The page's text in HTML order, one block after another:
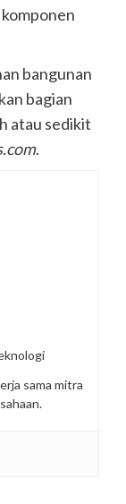
bangunan
bagian
atau sedikit
.
sama mitra